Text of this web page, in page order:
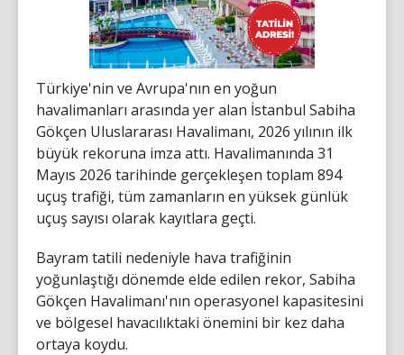
Türkiye'nin ve Avrupa'nın en yoğun
havalimanları arasında yer alan İstanbul Sabiha
Gökçen Uluslararası Havalimanı, 2026 yılının ilk
büyük rekoruna imza attı. Havalimanında 31
Mayıs 2026 tarihinde gerçekleşen toplam 894
uçuş trafiği, tüm zamanların en yüksek günlük
uçuş sayısı olarak kayıtlara geçti.
Bayram tatili nedeniyle hava trafiğinin
yoğunlaştığı dönemde elde edilen rekor, Sabiha
Gökçen Havalimanı'nın operasyonel kapasitesini
ve bölgesel havacılıktaki önemini bir kez daha
ortaya koydu.